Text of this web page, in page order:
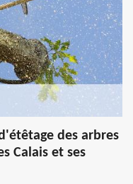
des arbres
Calais et ses